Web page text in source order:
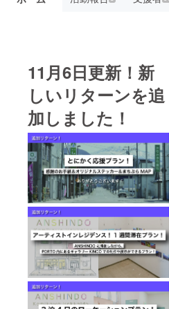
11月6日更新！新
しいリターンを追
加しました！